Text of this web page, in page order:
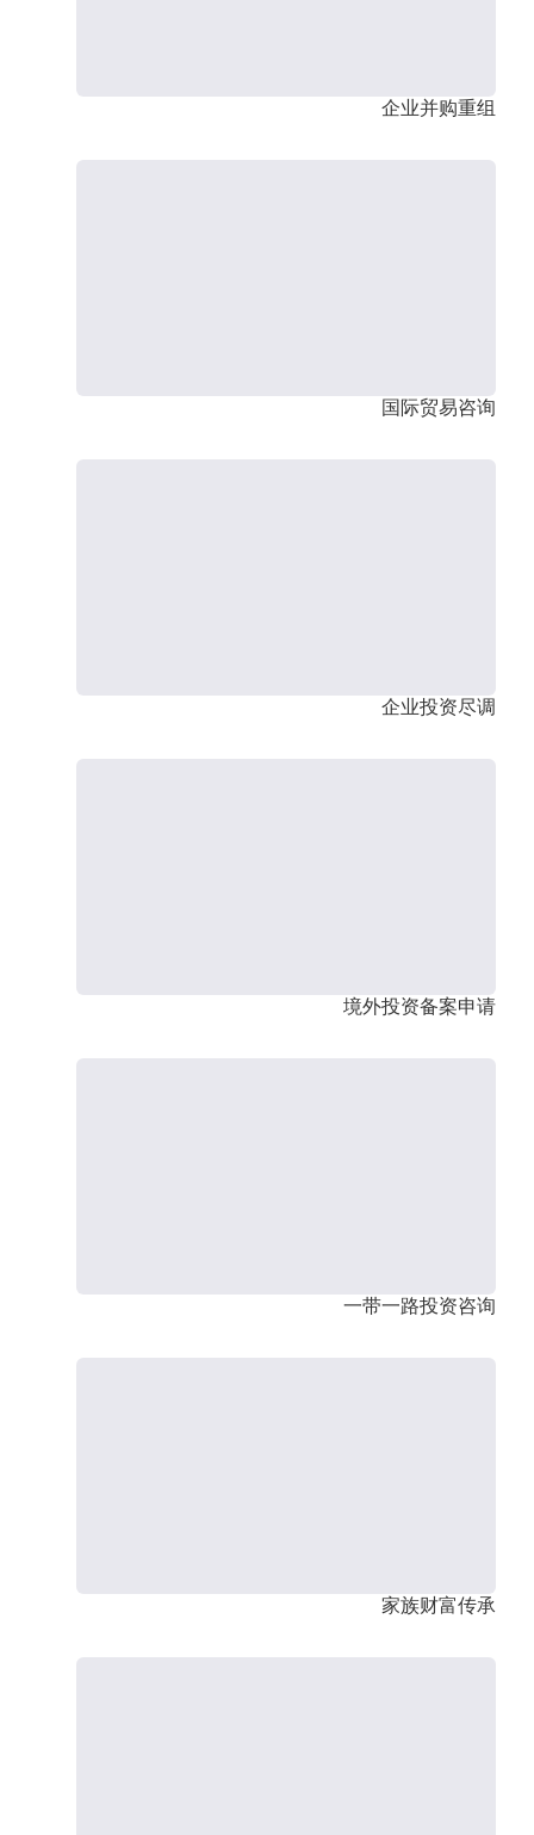
企业并购重组
国际贸易咨询
企业投资尽调
境外投资备案申请
一带一路投资咨询
家族财富传承